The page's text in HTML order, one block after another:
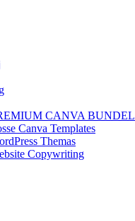
CANVA BUNDEL
Canva Templates
Themas
Copywriting